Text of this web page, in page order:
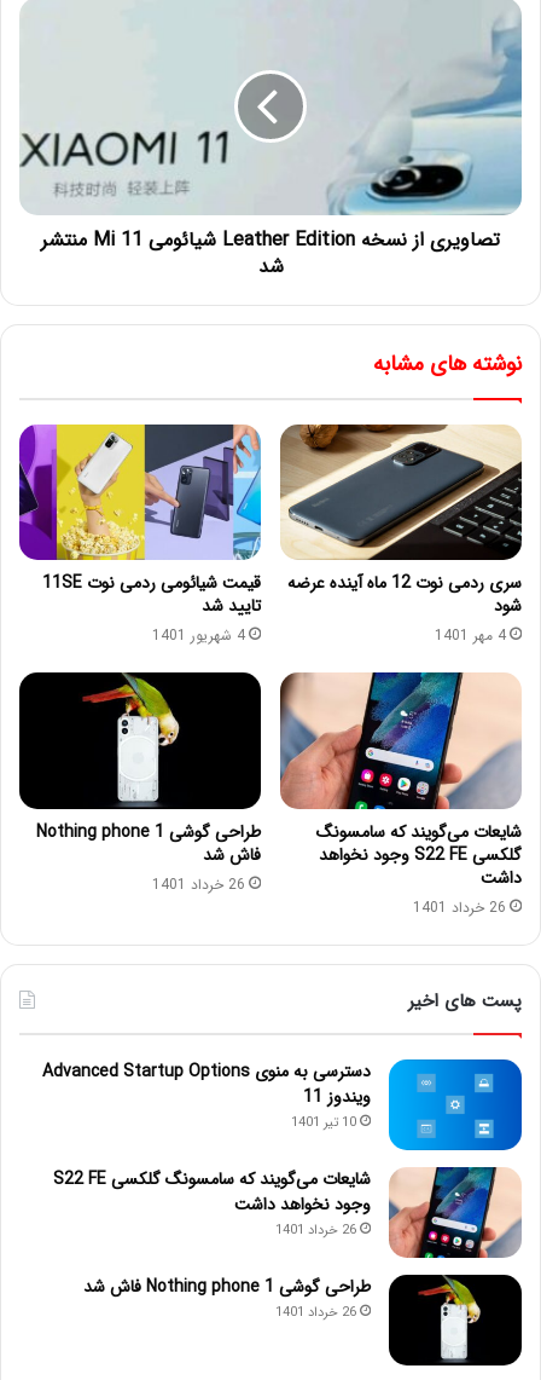
تصاویری از نسخه Leather Edition شیائومی Mi 11 منتشر
شد
نوشته های مشابه
سری ردمی نوت 12 ماه آینده عرضه
شود
4 مهر 1401
قیمت شیائومی ردمی نوت 11SE
تایید شد
4 شهریور 1401
شایعات می‌گویند که سامسونگ
گلکسی S22 FE وجود نخواهد
داشت
26 خرداد 1401
طراحی گوشی Nothing phone 1
فاش شد
26 خرداد 1401
پست های اخیر
دسترسی به منوی Advanced Startup Options
ویندوز 11
10 تیر 1401
شایعات می‌گویند که سامسونگ گلکسی S22 FE
وجود نخواهد داشت
26 خرداد 1401
طراحی گوشی Nothing phone 1 فاش شد
26 خرداد 1401